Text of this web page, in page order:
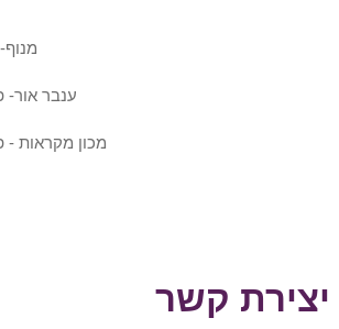
יצירת קשר